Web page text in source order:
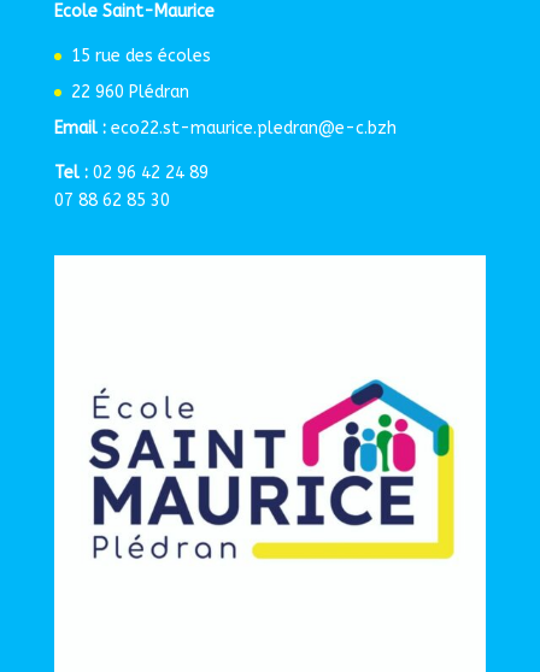
Ecole Saint-Maurice
15 rue des écoles
22 960 Plédran
Email :eco22.st-maurice.pledran@e-c.bzh
Tel :02 96 42 24 89
07 88 62 85 30